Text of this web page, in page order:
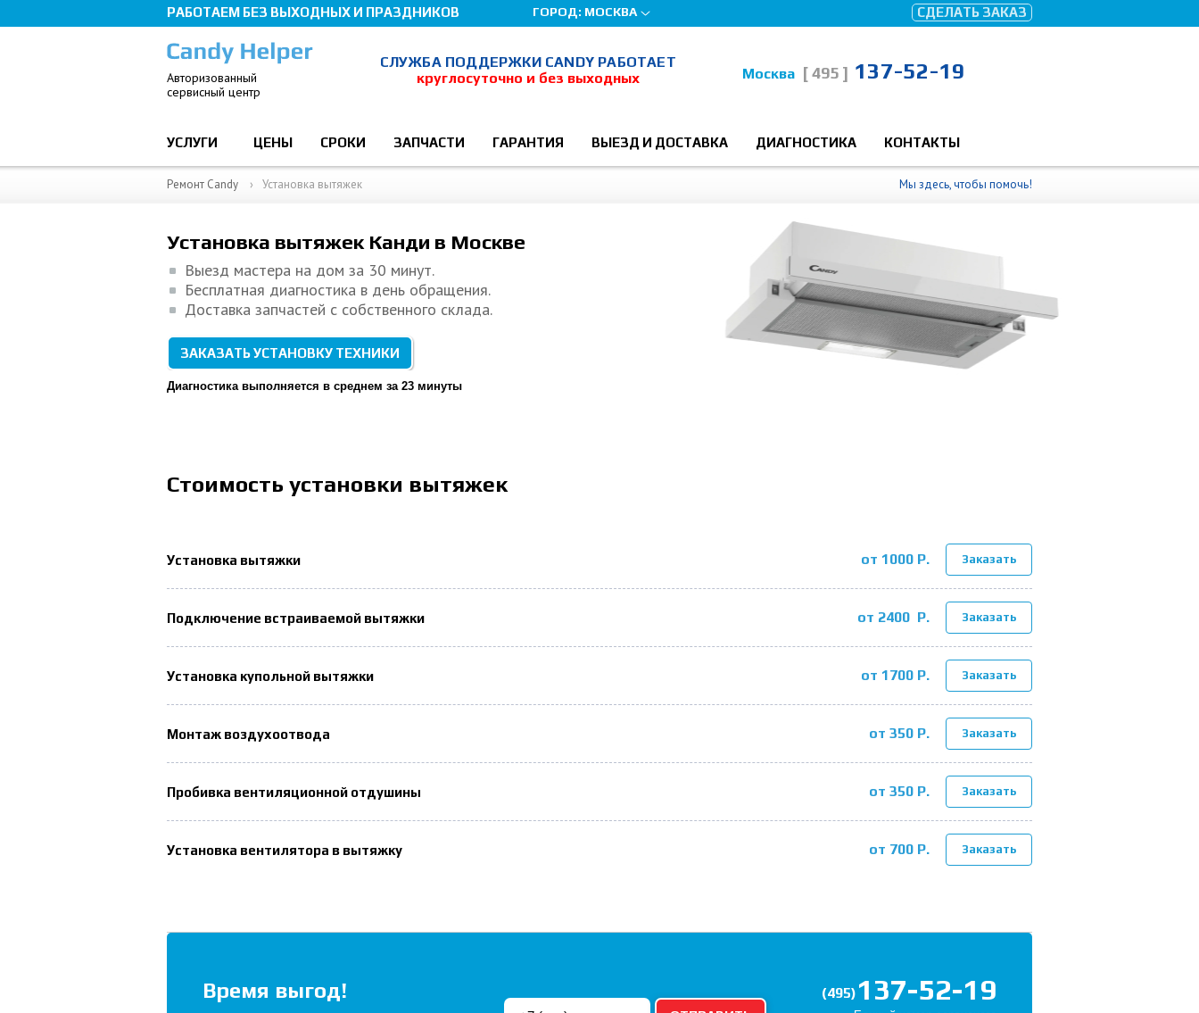
РАБОТАЕМ БЕЗ ВЫХОДНЫХ И ПРАЗДНИКОВ ГОРОД: МОСКВА СДЕЛАТЬ ЗАКАЗ
Авторизованный
cервисный центр
СЛУЖБА ПОДДЕРЖКИ CANDY РАБОТАЕТ
круглосуточно и без выходных
Москва [ 495 ] 137-52-19
УСЛУГИ ЦЕНЫ СРОКИ ЗАПЧАСТИ ГАРАНТИЯ ВЫЕЗД И ДОСТАВКА ДИАГНОСТИКА КОНТАКТЫ
Ремонт Candy Установка вытяжек Мы здесь, чтобы помочь!
Установка вытяжек Канди в Москве
Выезд мастера на дом за 30 минут.
Бесплатная диагностика в день обращения.
Доставка запчастей с собственного склада.
ЗАКАЗАТЬ УСТАНОВКУ ТЕХНИКИ
Диагностика выполняется в среднем за 23 минуты
Стоимость установки вытяжек
Установка вытяжки от 1000 Р. Заказать
Подключение встраиваемой вытяжки от 2400 Р. Заказать
Установка купольной вытяжки от 1700 Р. Заказать
Монтаж воздухоотвода от 350 Р. Заказать
Пробивка вентиляционной отдушины от 350 Р. Заказать
Установка вентилятора в вытяжку от 700 Р. Заказать
Время выгод! (495) 137-52-19